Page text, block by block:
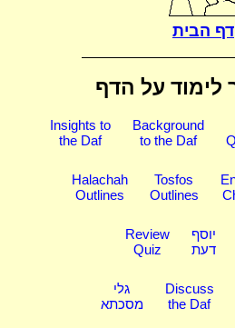
דף הבית
לימוד על הדף
Insights to
the Daf
Background
to the Daf
Halachah
Outlines
Tosfos
Outlines
Review
Quiz
יוסף
דעת
גלי
מסכתא
Discuss
the Daf